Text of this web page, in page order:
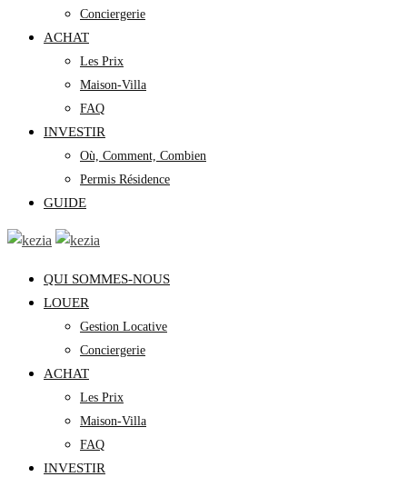
Conciergerie
ACHAT
Les Prix
Maison-Villa
FAQ
INVESTIR
Où, Comment, Combien
Permis Résidence
GUIDE
QUI SOMMES-NOUS
LOUER
Gestion Locative
Conciergerie
ACHAT
Les Prix
Maison-Villa
FAQ
INVESTIR